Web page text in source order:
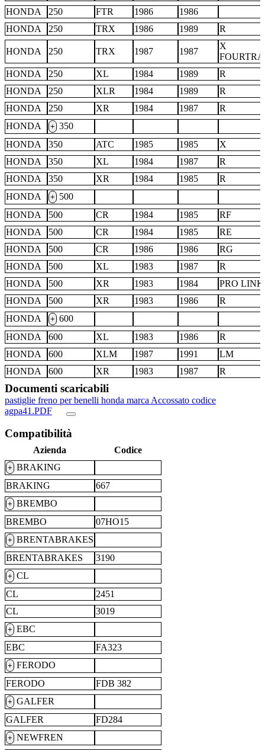
HONDA
250 FTR 1986
1986
HONDA
250 TRX 1986 1989 R
HONDA 250 TRX 1987 1987
X
HONDA
250 XL 1984 1989
R
HONDA
250 XLR 1984 1989
R
HONDA
250 XR 1984 1987
R
HONDA
+ 350
HONDA
350 ATC 1985 1985
X
HONDA
350 XL 1984 1987
R
HONDA
350 XR 1984 1985
R
HONDA
+ 500
HONDA
500 CR 1984 1985
RF
HONDA
500 CR 1984 1985
RE
HONDA
500 CR 1986 1986
RG
HONDA
500 XL 1983 1987
R
HONDA
500 XR 1983 1984
PRO LINK
HONDA
500 XR 1983 1986
R
HONDA
+ 600
HONDA
600 XL 1983 1986
R
HONDA
600 XLM 1987 1991
LM
HONDA
600 XR 1983 1987 R
Documenti scaricabili
pastiglie freno per benelli honda marca Accossato codice
agpa41.PDF
Compatibilità
Azienda Codice
+ BRAKING
BRAKING
667
+ BREMBO
BREMBO
07HO15
+ BRENTABRAKES
BRENTABRAKES
3190
+ CL
CL
2451
CL
3019
+ EBC
EBC
FA323
+ FERODO
FERODO
FDB 382
+ GALFER
GALFER
FD284
+ NEWFREN